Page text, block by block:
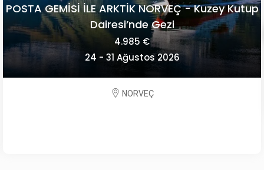
POSTA GEMİSİ İLE ARKTİK NORVEÇ - Kuzey Kutup
Dairesi’nde Gezi
4.985 €
24 - 31 Ağustos 2026
NORVEÇ